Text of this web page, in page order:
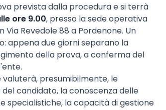
prevista dalla procedura e si terrà
ore 9.00, presso la sede operativa
Via Revedole 88 a Pordenone. Un
appena due giorni separano la
della prova, a conferma del
presumibilmente, le
candidato, la conoscenza delle
specialistiche, la capacità di gestione